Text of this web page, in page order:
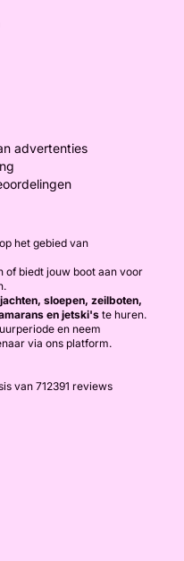
advertenties
het gebied van
of biedt jouw boot aan voor
jachten, sloepen, zeilboten,
en jetski's te huren.
en neem
via ons platform.
van 712391 reviews